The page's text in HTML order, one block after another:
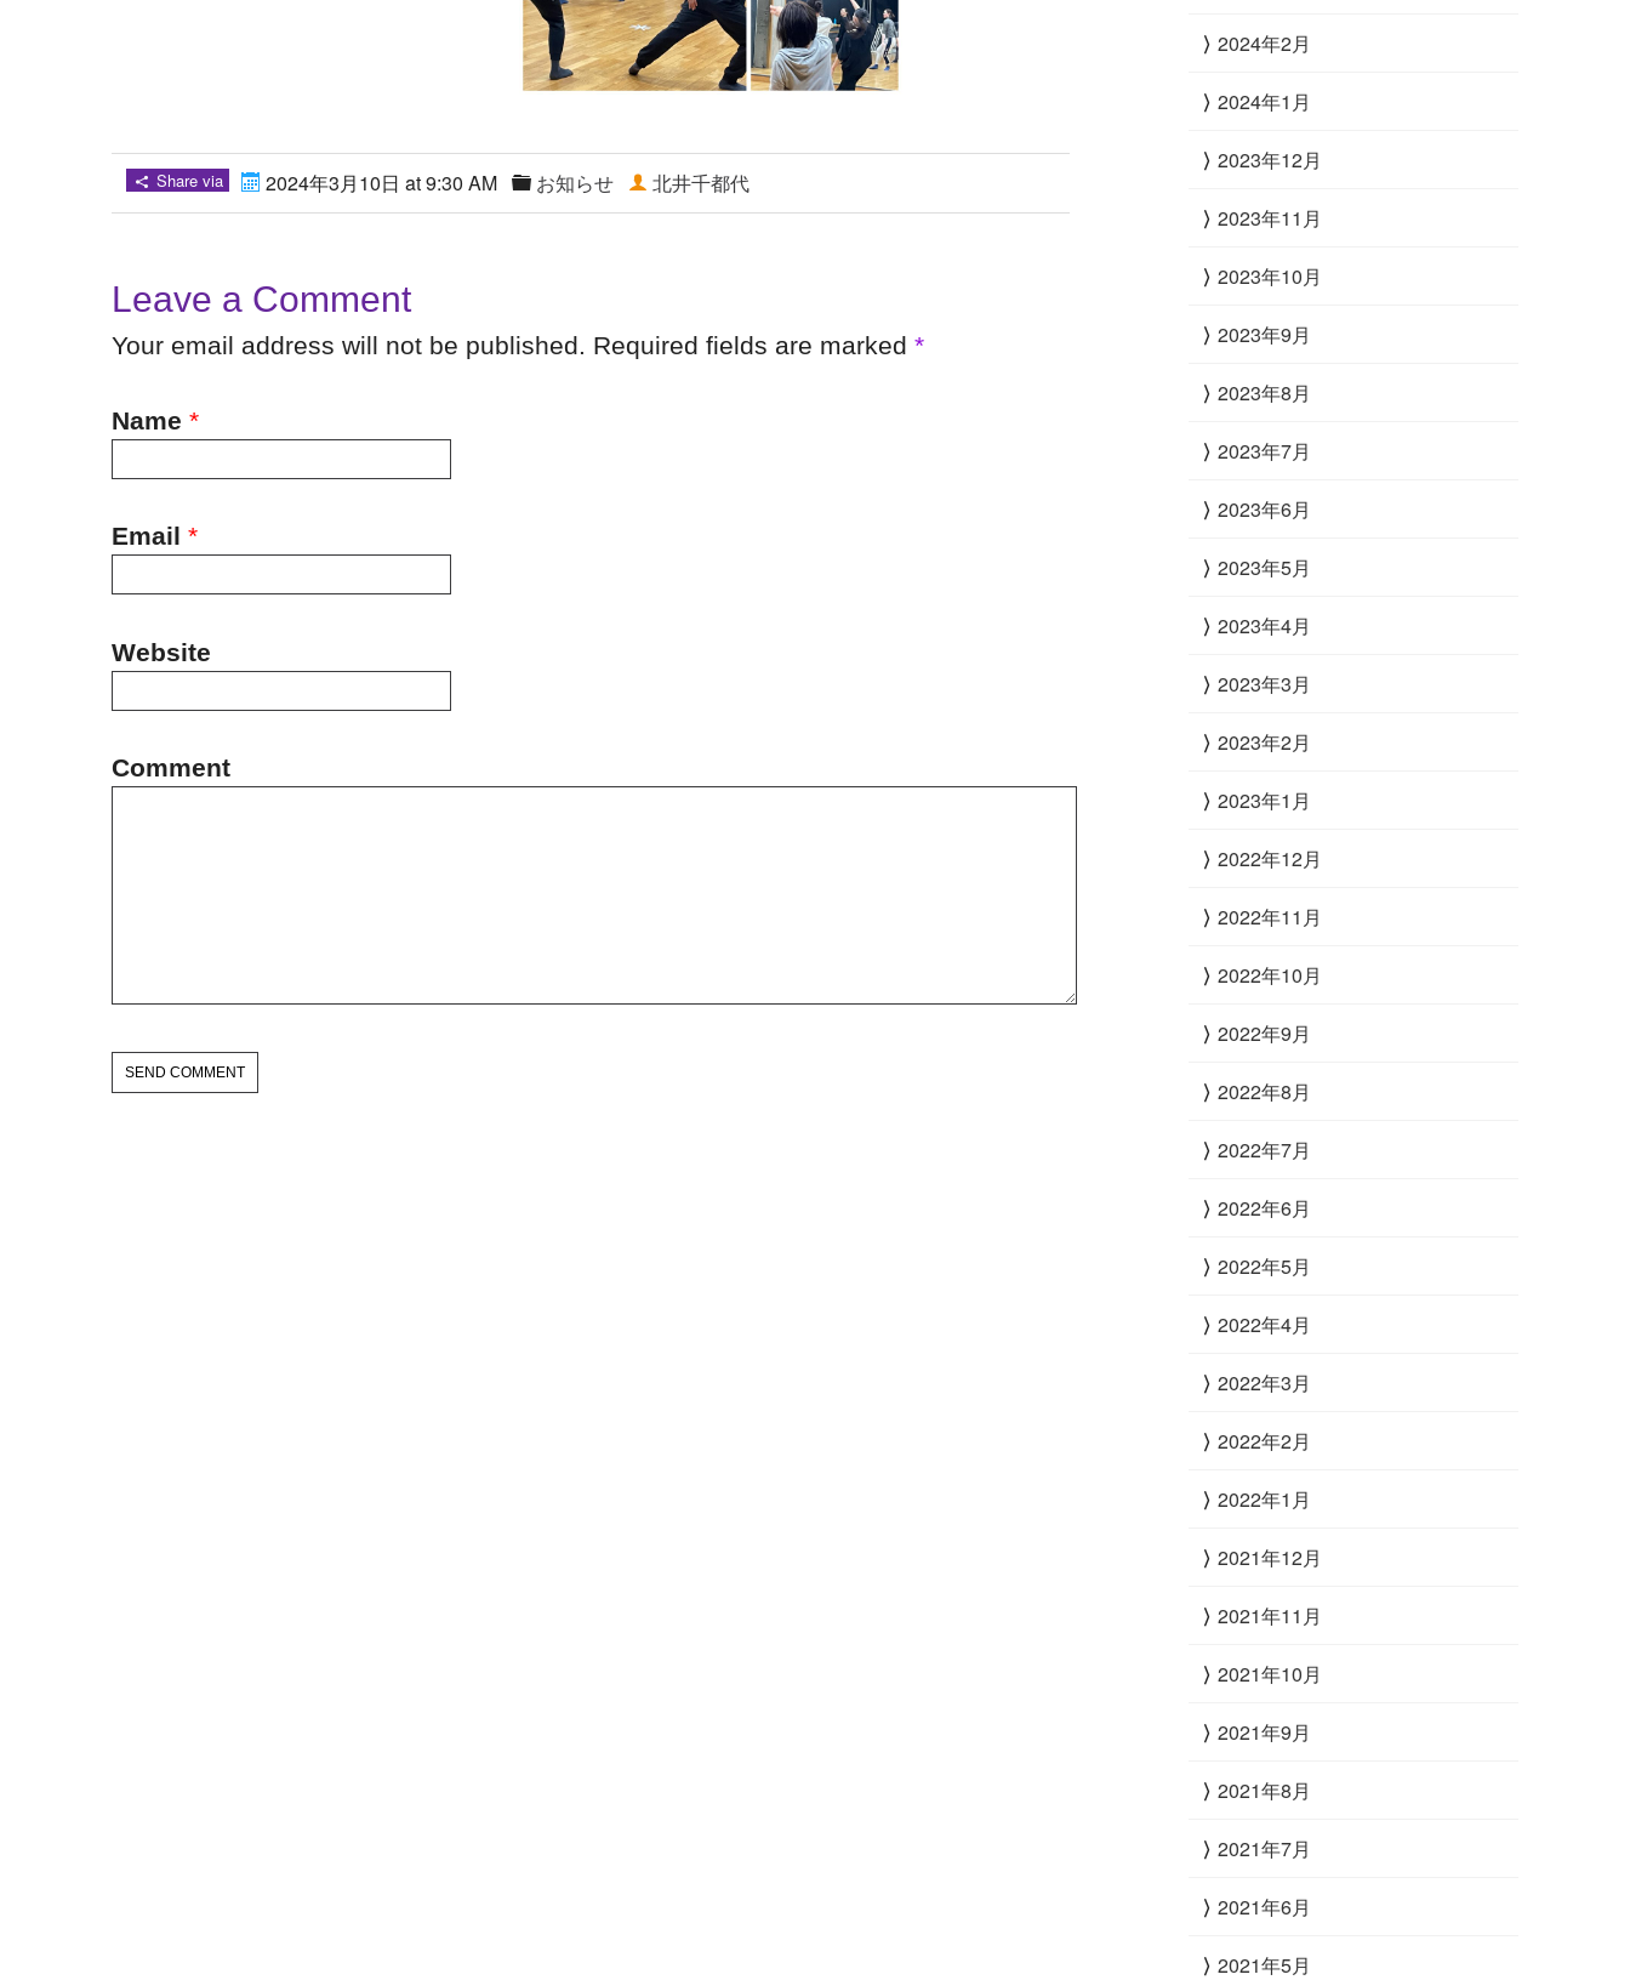
Share via 2024年3月10日 at 9:30 AM お知らせ 北井千都代
Leave a Comment
Your email address will not be published. Required fields are marked *
Name *
Email *
Website
Comment
2024年2月
2024年1月
2023年12月
2023年11月
2023年10月
2023年9月
2023年8月
2023年7月
2023年6月
2023年5月
2023年4月
2023年3月
2023年2月
2023年1月
2022年12月
2022年11月
2022年10月
2022年9月
2022年8月
2022年7月
2022年6月
2022年5月
2022年4月
2022年3月
2022年2月
2022年1月
2021年12月
2021年11月
2021年10月
2021年9月
2021年8月
2021年7月
2021年6月
2021年5月